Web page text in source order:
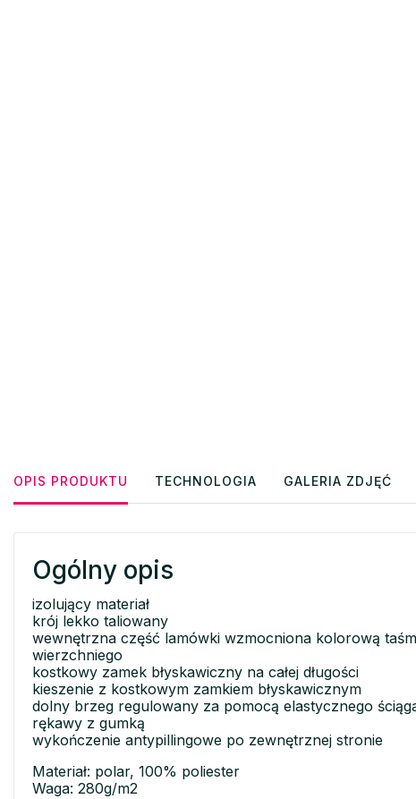
OPIS PRODUKTU TECHNOLOGIA GALERIA ZDJĘĆ
Ogólny opis
izolujący materiał
krój lekko taliowany
wewnętrzna część lamówki wzmocniona kolorową
wierzchniego
kostkowy zamek błyskawiczny na całej długości
kieszenie z kostkowym zamkiem błyskawicznym
dolny brzeg regulowany za pomocą elastycznego
rękawy z gumką
wykończenie antypillingowe po zewnętrznej stronie
Materiał: polar, 100% poliester
Waga: 280g/m2